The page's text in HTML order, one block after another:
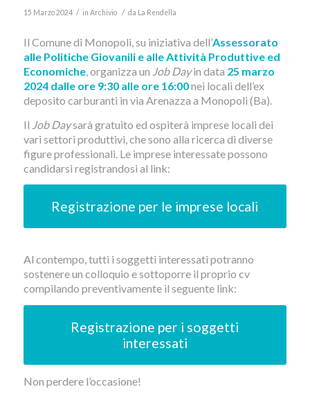
15 Marzo 2024 / in Archivio / da La Rendella
Il Comune di Monopoli, su iniziativa dell’Assessorato
alle Politiche Giovanili e alle Attività Produttive ed
Economiche, organizza un Job Dayin data 25 marzo
2024 dalle ore 9:30 alle ore 16:00nei locali dell’ex
deposito carburanti in via Arenazza a Monopoli (Ba).
Il Job Daysarà gratuito ed ospiterà imprese locali dei
vari settori produttivi, che sono alla ricerca di diverse
figure professionali. Le imprese interessate possono
candidarsi registrandosi al link:
Registrazione per le imprese locali
Al contempo, tutti i soggetti interessati potranno
sostenere un colloquio e sottoporre il proprio cv
compilando preventivamente il seguente link:
Registrazione per i soggetti
interessati
Non perdere l’occasione!